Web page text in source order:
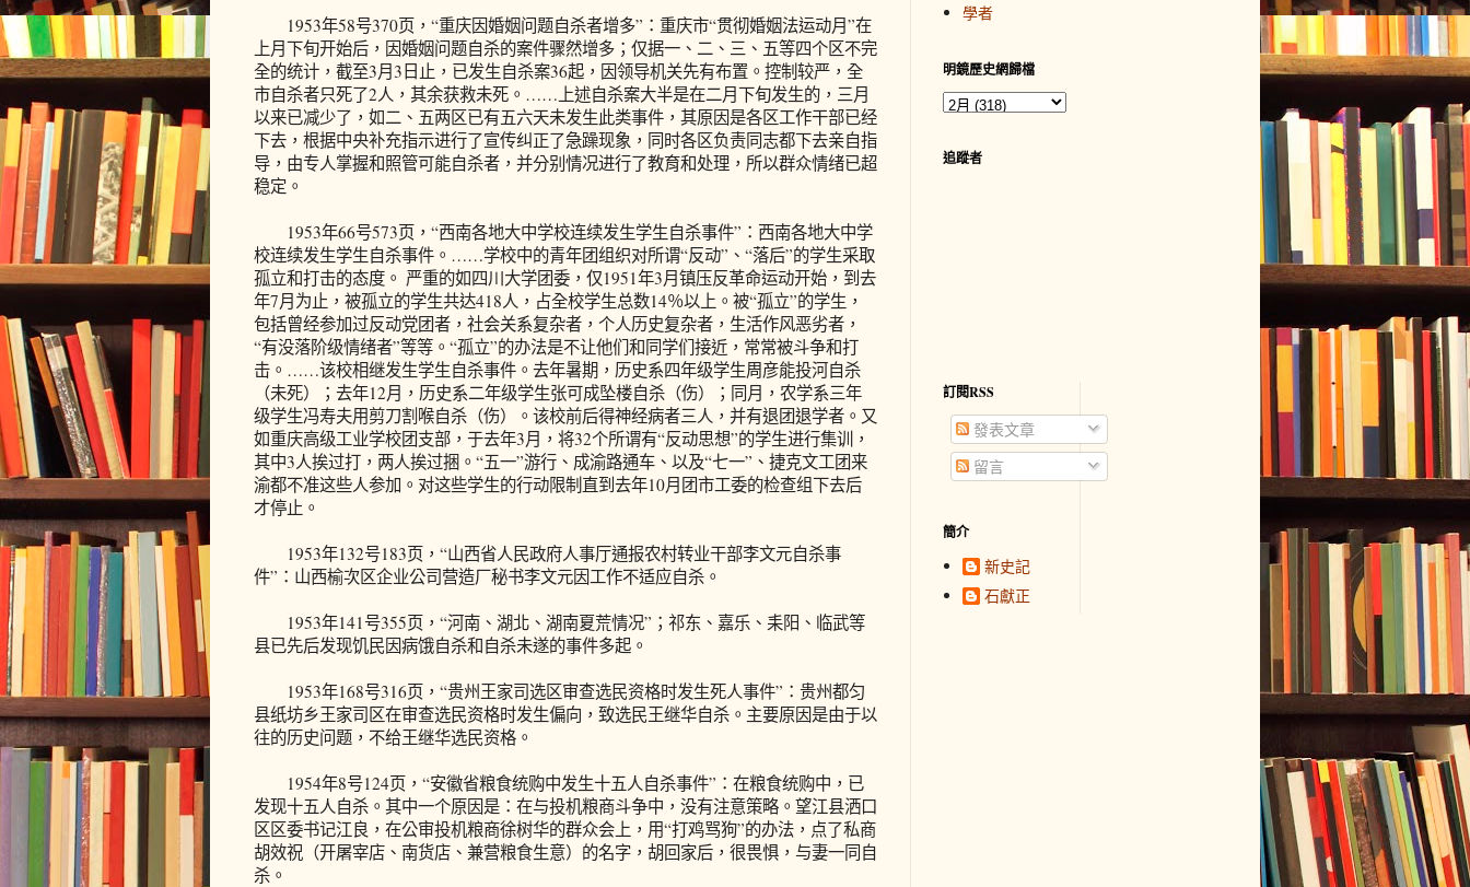
1953年58号370页，“重庆因婚姻问题自杀者增多”：重庆市“贯彻婚姻法运动月”在
上月下旬开始后，因婚姻问题自杀的案件骤然增多；仅据一、二、三、五等四个区不完
全的统计，截至3月3日止，已发生自杀案36起，因领导机关先有布置。控制较严，全
市自杀者只死了2人，其余获救未死。……上述自杀案大半是在二月下旬发生的，三月
以来已减少了，如二、五两区已有五六天未发生此类事件，其原因是各区工作干部已经
下去，根据中央补充指示进行了宣传纠正了急躁现象，同时各区负责同志都下去亲自指
导，由专人掌握和照管可能自杀者，并分别情况进行了教育和处理，所以群众情绪已超
稳定。
1953年66号573页，“西南各地大中学校连续发生学生自杀事件”：西南各地大中学
校连续发生学生自杀事件。……学校中的青年团组织对所谓“反动”、“落后”的学生采取
孤立和打击的态度。 严重的如四川大学团委，仅1951年3月镇压反革命运动开始，到去
年7月为止，被孤立的学生共达418人，占全校学生总数14％以上。被“孤立”的学生，
包括曾经参加过反动党团者，社会关系复杂者，个人历史复杂者，生活作风恶劣者，
“有没落阶级情绪者”等等。“孤立”的办法是不让他们和同学们接近，常常被斗争和打
击。……该校相继发生学生自杀事件。去年暑期，历史系四年级学生周彦能投河自杀
（未死）；去年12月，历史系二年级学生张可成坠楼自杀（伤）；同月，农学系三年
级学生冯寿夫用剪刀割喉自杀（伤）。该校前后得神经病者三人，并有退团退学者。又
如重庆高级工业学校团支部，于去年3月，将32个所谓有“反动思想”的学生进行集训，
其中3人挨过打，两人挨过捆。“五一”游行、成渝路通车、以及“七一”、捷克文工团来
渝都不准这些人参加。对这些学生的行动限制直到去年10月团市工委的检查组下去后
才停止。
1953年132号183页，“山西省人民政府人事厅通报农村转业干部李文元自杀事
件”：山西榆次区企业公司营造厂秘书李文元因工作不适应自杀。
1953年141号355页，“河南、湖北、湖南夏荒情况”；祁东、嘉乐、耒阳、临武等
县已先后发现饥民因病饿自杀和自杀未遂的事件多起。
1953年168号316页，“贵州王家司选区审查选民资格时发生死人事件”：贵州都匀
县纸坊乡王家司区在审查选民资格时发生偏向，致选民王继华自杀。主要原因是由于以
往的历史问题，不给王继华选民资格。
1954年8号124页，“安徽省粮食统购中发生十五人自杀事件”：在粮食统购中，已
发现十五人自杀。其中一个原因是：在与投机粮商斗争中，没有注意策略。望江县洒口
区区委书记江良，在公审投机粮商徐树华的群众会上，用“打鸡骂狗”的办法，点了私商
胡效祝（开屠宰店、南货店、兼营粮食生意）的名字，胡回家后，很畏惧，与妻一同自
杀。
學者
明鏡歷史網歸檔
追蹤者
訂閱RSS
發表文章
留言
簡介
新史記
石獻正